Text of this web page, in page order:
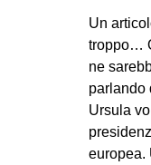
Un
troppo…
ne
parlando
Ursula
europea.